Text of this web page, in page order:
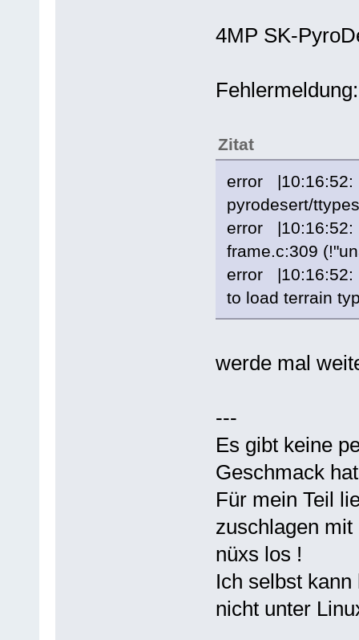
4MP SK-
Fehlermeldung:
Zitat
error |10:16:52:
pyrodesert/
error |10:16:52:
frame.c:309
error |10:16:52:
to load terrain
werde mal
---
Es gibt keine
Geschmack hat
Für mein Teil
zuschlagen
nüxs los !
Ich selbst
nicht unter